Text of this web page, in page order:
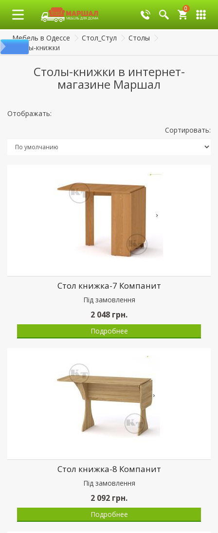
0
0
Мебель в Одессе Стол_Стул
Столы
Столы-книжки
Столы-книжки в интернет-
магазине Маршал
Отображать:
Сортировать:
Стол книжка-7 Компанит
Пiд замовлення
2 048 грн.
Подробнее
Стол книжка-8 Компанит
Пiд замовлення
2 092 грн.
Подробнее